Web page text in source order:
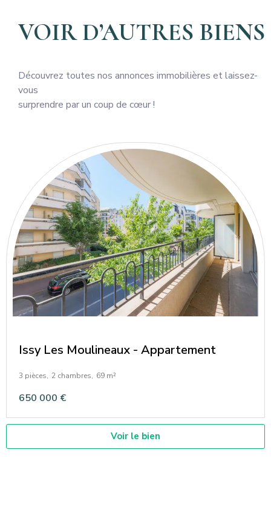
VOIR D’AUTRES BIENS
Découvrez toutes nos annonces immobilières et laissez-
vous
surprendre par un coup de cœur !
Issy Les Moulineaux - Appartement
3 pièces, 2 chambres, 69 m²
650 000 €
Voir le bien